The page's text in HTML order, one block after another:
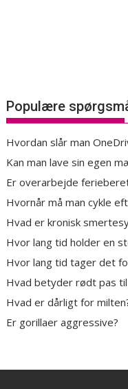
Populære
Hvordan slår man
Kan man lave sin egen
Er overarbejde
Hvornår må man cykle
Hvad er kronisk
Hvor lang tid holder en
Hvor lang tid tager det
Hvad betyder rødt pas
Hvad er dårligt for
Er gorillaer aggressive?